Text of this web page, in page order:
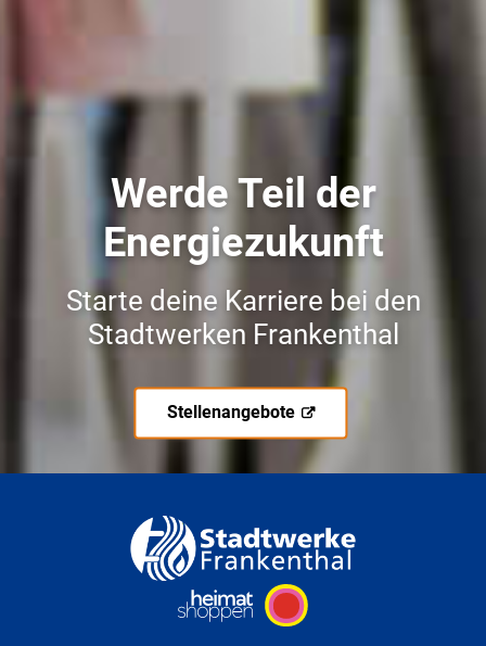
Werde Teil der
Energiezukunft
Starte deine Karriere bei den
Stadtwerken Frankenthal
Stellenangebote